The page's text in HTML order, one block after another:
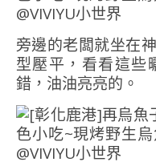
旁邊的老闆就坐在
型壓平，看看這些
錯，油油亮亮的。